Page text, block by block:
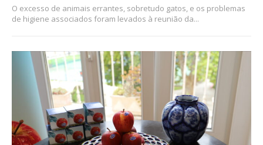
O excesso de animais errantes, sobretudo gatos, e os problemas
de higiene associados foram levados à reunião da...